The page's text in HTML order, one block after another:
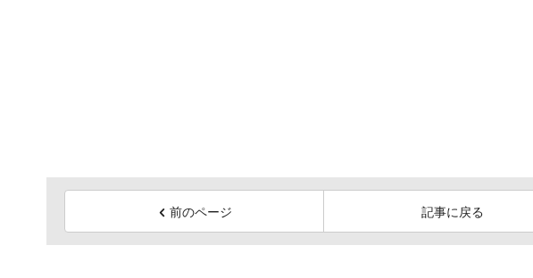
前のページ 記事に戻る